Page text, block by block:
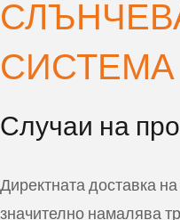
СИСТЕМА
Случаи на
Популярността на
постоянно търсят
Директната доставка
значително намалява